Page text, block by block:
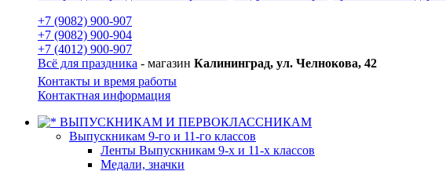
+7 (9082) 900-907
+7 (9082) 900-904
+7 (4012) 900-907
Всё для праздника - магазин Калининград, ул. Челнокова, 42
Контакты и время работы
Контактная информация
ВЫПУСКНИКАМ И ПЕРВОКЛАССНИКАМ
Выпускникам 9-го и 11-го классов
Ленты Выпускникам 9-х и 11-х классов
Медали, значки